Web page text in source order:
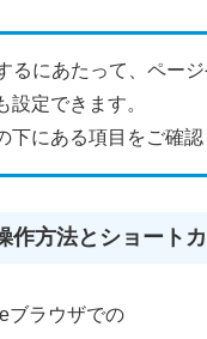
るにあたって、ペー
設定できます。
下にある項目をご確認
作方法とショート
ブラウザでの